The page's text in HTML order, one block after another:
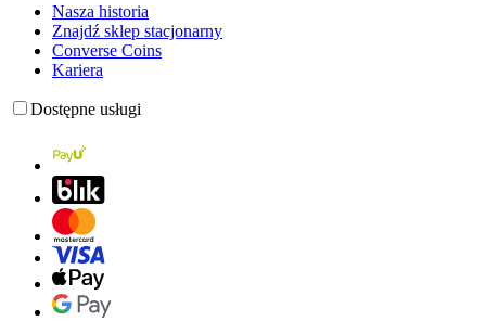
Nasza historia
Znajdź sklep stacjonarny
Converse Coins
Kariera
Dostępne usługi